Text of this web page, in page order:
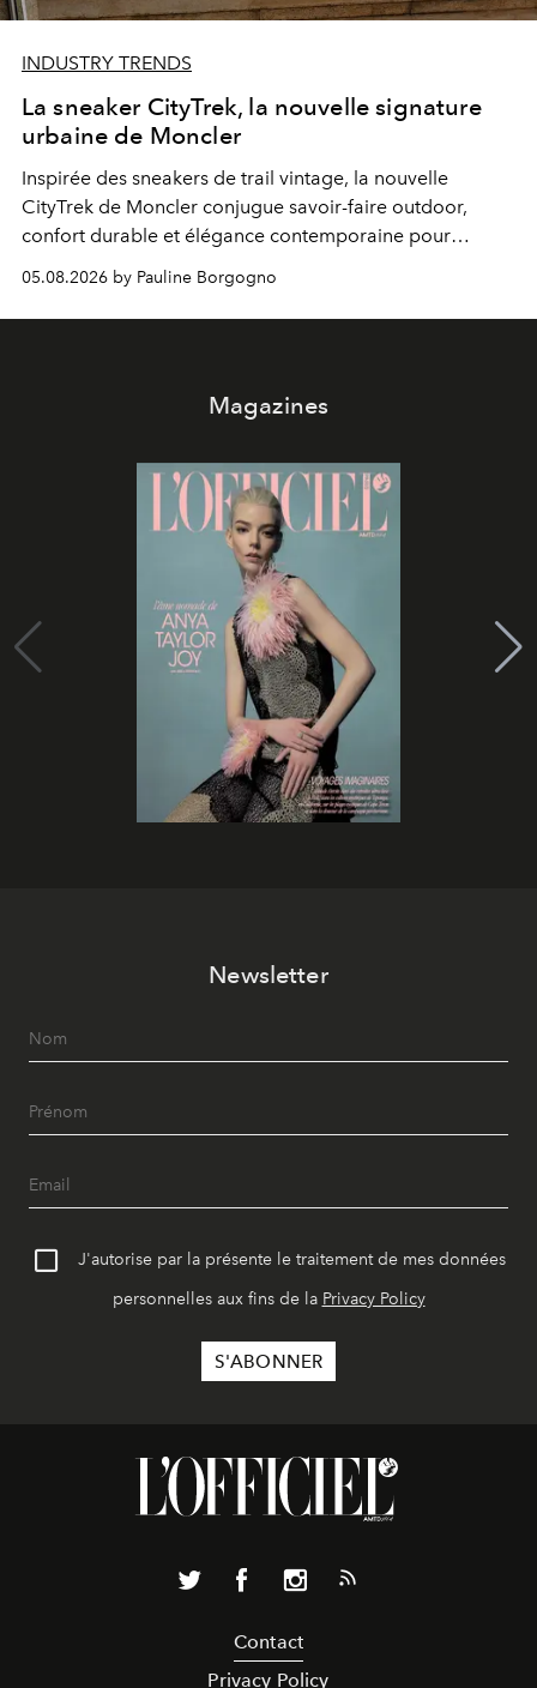
INDUSTRY TRENDS
La sneaker CityTrek, la nouvelle signature
urbaine de Moncler
Inspirée des sneakers de trail vintage, la nouvelle
CityTrek de Moncler conjugue savoir-faire outdoor,
confort durable et élégance contemporaine pour
accompagner les explorations du quotidien.
05.08.2026 by Pauline Borgogno
Magazines
Newsletter
J'autorise par la présente le traitement de mes données
personnelles aux fins de la Privacy Policy
Contact
Privacy Policy